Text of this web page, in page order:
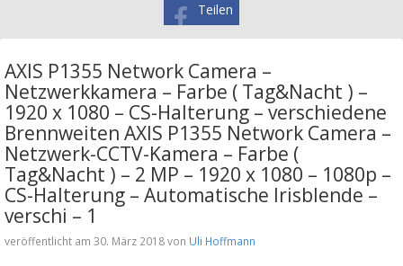
Teilen
AXIS P1355 Network Camera –
Netzwerkkamera – Farbe ( Tag&Nacht ) –
1920 x 1080 – CS-Halterung – verschiedene
Brennweiten AXIS P1355 Network Camera –
Netzwerk-CCTV-Kamera – Farbe (
Tag&Nacht ) – 2 MP – 1920 x 1080 – 1080p –
CS-Halterung – Automatische Irisblende –
verschi – 1
veröffentlicht am 30. März 2018 von Uli Hoffmann